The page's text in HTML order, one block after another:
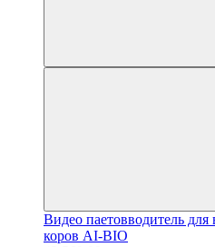
Видео паетовводитель для
коров AI-BIO